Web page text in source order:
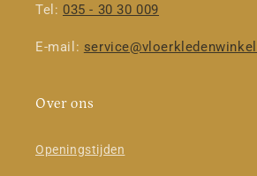
Tel: 035 - 30 30 009
E-mail:
Over ons
Openingstijden